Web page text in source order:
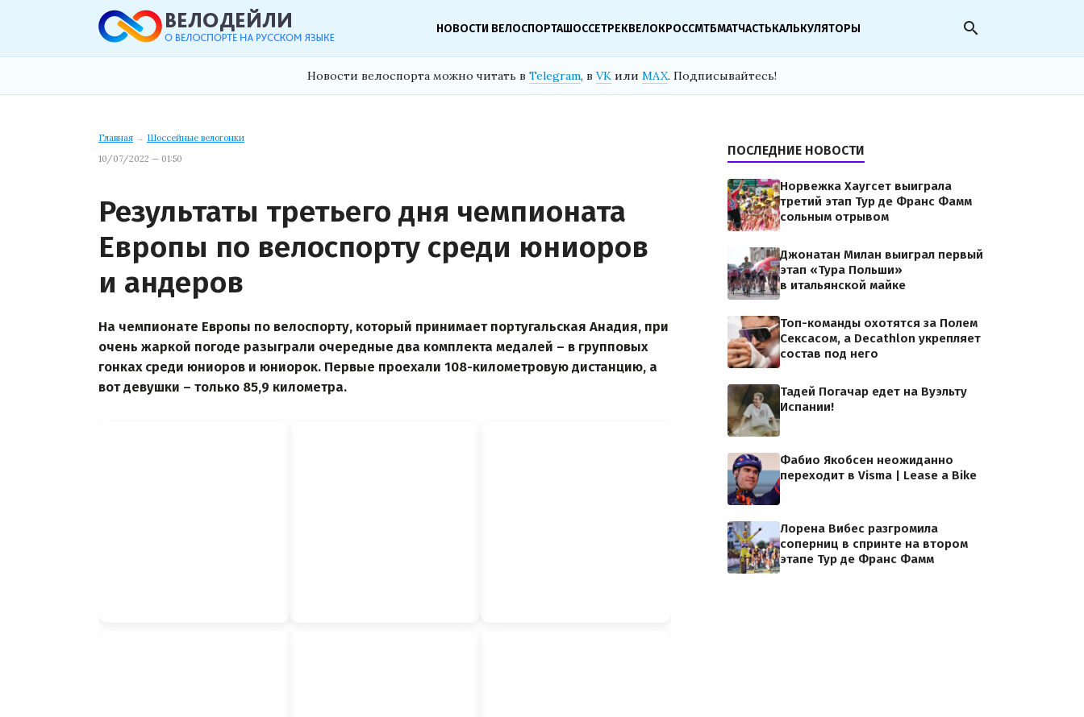
НОВОСТИ ВЕЛОСПОРТАШОССЕТРЕКВЕЛОКРОССМТБМАТЧАСТЬКАЛЬКУЛЯТОРЫ search
Новости велоспорта можно читать в Telegram, в VK или MAX. Подписывайтесь!
Главная → Шоссейные велогонки
10/07/2022 — 01:50
Результаты третьего дня чемпионата
Европы по велоспорту среди юниоров
и андеров
На чемпионате Европы по велоспорту, который принимает португальская Анадия, при
очень жаркой погоде разыграли очередные два комплекта медалей – в групповых
гонках среди юниоров и юниорок. Первые проехали 108-километровую дистанцию, а
вот девушки – только 85,9 километра.
ПОСЛЕДНИЕ НОВОСТИ
Норвежка Хаугсет выиграла
третий этап Тур де Франс Фамм
сольным отрывом
Джонатан Милан выиграл первый
этап «Тура Польши»
в итальянской майке
Топ-команды охотятся за Полем
Сексасом, а Decathlon укрепляет
состав под него
Тадей Погачар едет на Вуэльту
Испании!
Фабио Якобсен неожиданно
переходит в Visma | Lease a Bike
Лорена Вибес разгромила
соперниц в спринте на втором
этапе Тур де Франс Фамм